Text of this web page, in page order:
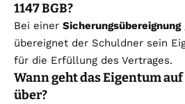
1147 BGB?
Bei einer Sicherungsübereignung
übereignet der Schuldner sein
für die Erfüllung des Vertrages.
Wann geht das Eigentum
über?